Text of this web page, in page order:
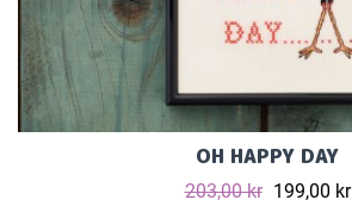
OH HAPPY DAY
203,00 kr 199,00 kr